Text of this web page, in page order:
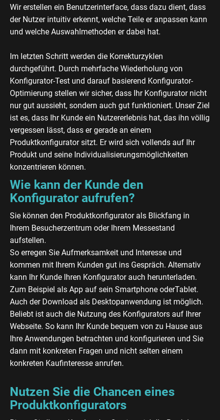
Wir erstellen ein Benutzerinterface, dass dazu dient, dass
der Nutzer intuitiv erkennt, welche Teile er anpassen kann
und welche Auswahlmethoden er dabei hat.
Im letzten Schritt werden die Korrekturzyklen
durchgeführt. Durch mehrfache Wiederholung von
Konfigurator-Test und darauf basierend Konfigurator-
Optimierung stellen wir sicher, dass Ihr Konfigurator nicht
nur gut aussieht, sondern auch gut funktioniert. Unser Ziel
ist es, dass Ihr Kunde ein Nutzererlebnis hat, das ihn völlig
vergessen lässt, dass er gerade an einem
Produktkonfigurator sitzt. Er wird sich vollends auf Ihr
Produkt und seine Individualisierungsmöglichkeiten
konzentrieren können.
Wie kann der Kunde den
Konfigurator aufrufen?
Sie können den Produktkonfigurator als Blickfang in
Ihrem Besucherzentrum oder Ihrem Messestand
aufstellen.
So erregen Sie Aufmerksamkeit und Interesse und
kommen mit Ihrem Kunden gut ins Gespräch. Alternativ
kann Ihr Kunde Ihren Konfigurator auch herunterladen.
Zum Beispiel als App auf sein Smartphone oderTablet.
Auch der Download als Desktopanwendung ist möglich.
Beliebt ist auch die Nutzung des Konfigurators auf Ihrer
Webseite. So kann Ihr Kunde bequem von zu Hause aus
Ihre Anwendungen betrachten und konfigurieren und Sie
dann mit konkreten Fragen und nicht selten einem
konkreten Kaufinteresse anrufen.
Nutzen Sie die Chancen eines
Produktkonfigurators